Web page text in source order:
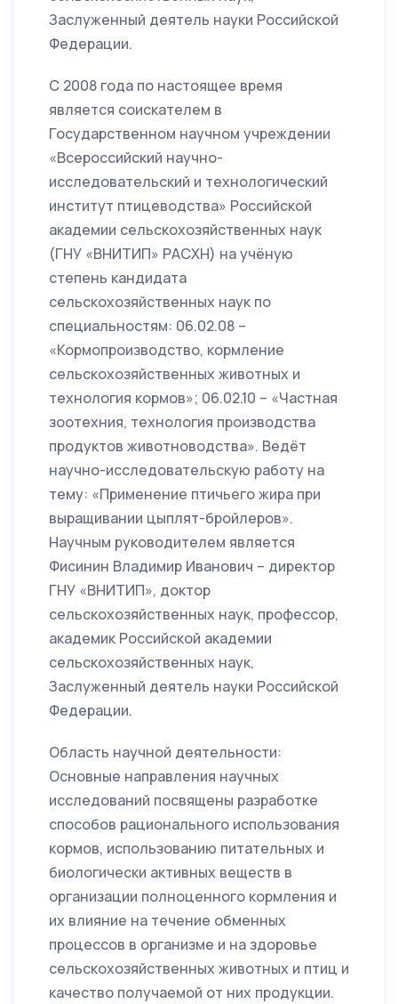
Заслуженный деятель науки Российской
Федерации.
С 2008 года по настоящее время
является соискателем в
Государственном научном учреждении
«Всероссийский научно-
исследовательский и технологический
институт птицеводства» Российской
академии сельскохозяйственных наук
(ГНУ «ВНИТИП» РАСХН) на учёную
степень кандидата
сельскохозяйственных наук по
специальностям: 06.02.08 –
«Кормопроизводство, кормление
сельскохозяйственных животных и
технология кормов»; 06.02.10 – «Частная
зоотехния, технология производства
продуктов животноводства». Ведёт
научно-исследовательскую работу на
тему: «Применение птичьего жира при
выращивании цыплят-бройлеров».
Научным руководителем является
Фисинин Владимир Иванович – директор
ГНУ «ВНИТИП», доктор
сельскохозяйственных наук, профессор,
академик Российской академии
сельскохозяйственных наук,
Заслуженный деятель науки Российской
Федерации.
Область научной деятельности:
Основные направления научных
исследований посвящены разработке
способов рационального использования
кормов, использованию питательных и
биологически активных веществ в
организации полноценного кормления и
их влияние на течение обменных
процессов в организме и на здоровье
сельскохозяйственных животных и птиц и
качество получаемой от них продукции.